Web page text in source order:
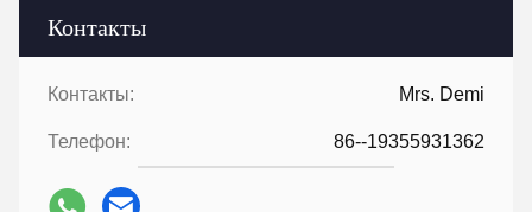
Контакты
Контакты: Mrs. Demi
Телефон: 86--19355931362